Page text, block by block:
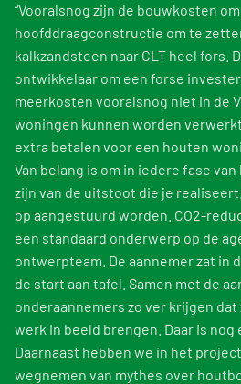
“Vooralsnog zijn de bouwkosten
hoofddraagconstructie om te
kalkzandsteen naar CLT heel fors.
ontwikkelaar om een forse
meerkosten vooralsnog niet in de
woningen kunnen worden
extra betalen voor een houten
Van belang is om in iedere fase
zijn van de uitstoot die je
op aangestuurd worden. CO2-
een standaard onderwerp op de
ontwerpteam. De aannemer zat in
de start aan tafel. Samen met de
onderaannemers zo ver krijgen
werk in beeld brengen. Daar is nog
Daarnaast hebben we in het
wegnemen van mythes over